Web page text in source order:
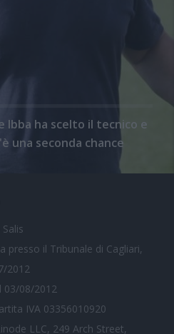
Ibba ha scelto il tecnico e
una seconda chance
presso il Tribunale di Cagliari,
2012
03/08/2012
IVA 03356010920
LLC, 249 Arch Street,